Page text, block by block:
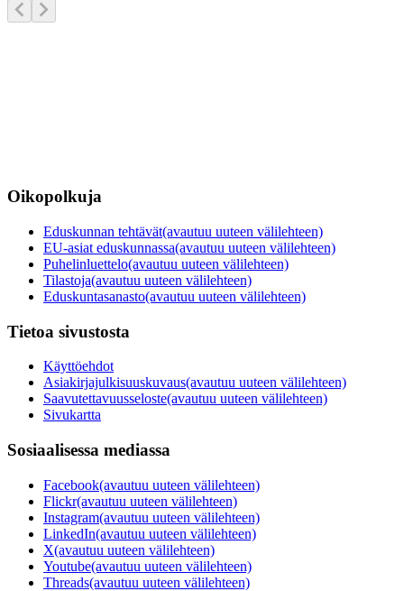
Oikopolkuja
Eduskunnan tehtävät(avautuu uuteen välilehteen)
EU-asiat eduskunnassa(avautuu uuteen välilehteen)
Puhelinluettelo(avautuu uuteen välilehteen)
Tilastoja(avautuu uuteen välilehteen)
Eduskuntasanasto(avautuu uuteen välilehteen)
Tietoa sivustosta
Käyttöehdot
Asiakirjajulkisuuskuvaus(avautuu uuteen välilehteen)
Saavutettavuusseloste(avautuu uuteen välilehteen)
Sivukartta
Sosiaalisessa mediassa
Facebook(avautuu uuteen välilehteen)
Flickr(avautuu uuteen välilehteen)
Instagram(avautuu uuteen välilehteen)
LinkedIn(avautuu uuteen välilehteen)
X(avautuu uuteen välilehteen)
Youtube(avautuu uuteen välilehteen)
Threads(avautuu uuteen välilehteen)